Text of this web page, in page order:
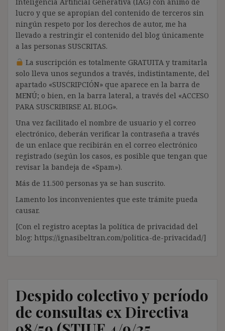
lucro y que se apropian del contenido de terceros sin
ningún respeto por los derechos de autor, me ha
llevado a restringir el contenido del blog únicamente
a las personas SUSCRITAS.
La suscripción es totalmente GRATUITA y tramitarla
solo lleva unos segundos a través, indistintamente, del
apartado «SUSCRIPCIÓN» que aparece en la barra de
MENÚ; o bien, en la barra lateral, a través del «ACCESO
PARA SUSCRIBIRSE AL BLOG».
Una vez facilitado el nombre de usuario y el correo
electrónico, deberán verificar la contraseña a través
de un enlace que recibirán en el correo electrónico
registrado (según los casos, es posible que tengan que
revisar la bandeja de «Spam»).
Más de 11.500 personas ya se han suscrito.
Lamento los inconvenientes que este trámite pueda
causar.
[Con el registro aceptas la política de privacidad del
blog: https://ignasibeltran.com/politica-de-privacidad/]
Despido colectivo y período
de consultas ex Directiva